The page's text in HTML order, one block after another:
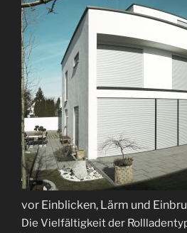
vor Einblicken, Lärm und
Die Vielfältigkeit der